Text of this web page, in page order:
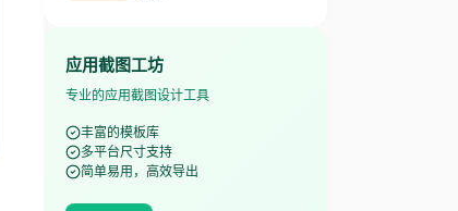
应用截图工坊
专业的应用截图设计工具
丰富的模板库
多平台尺寸支持
简单易用，高效导出